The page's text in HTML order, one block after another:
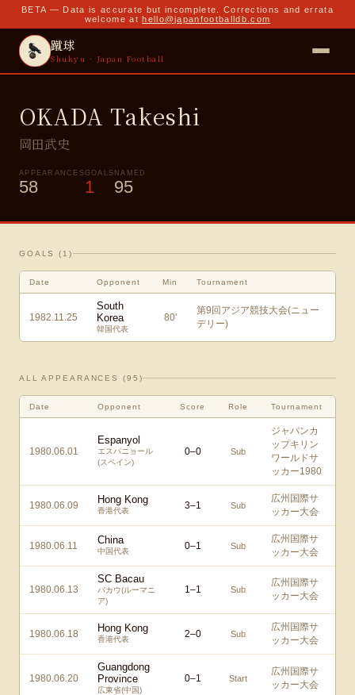
BETA — Data is accurate but incomplete. Corrections and errata
welcome at hello@japanfootballdb.com
蹴球
Shukyu · Japan Football
OKADA Takeshi
岡田武史
APPEARANCES
58
GOALS
1
NAMED
95
GOALS ( 1 )
Date Opponent Min Tournament
1982.11.25
South
Korea
韓国代表
80'
第9回アジア競技大会(ニュー
デリー)
ALL APPEARANCES (95 )
Date Opponent Score Role Tournament
1980.06.01
Espanyol
エスパニョール
(スペイン)
0–0 Sub
ジャパンカ
ップキリン
ワールドサ
ッカー1980
1980.06.09 Hong Kong
香港代表 3–1 Sub
広州国際サ
ッカー大会
1980.06.11 China
中国代表 0–1 Sub
広州国際サ
ッカー大会
1980.06.13
SC Bacau
バカウ(ルーマニ
ア)
1–1 Sub
広州国際サ
ッカー大会
1980.06.18 Hong Kong
香港代表 2–0 Sub
広州国際サ
ッカー大会
1980.06.20
Guangdong
Province
広東省(中国)
0–1 Start
広州国際サ
ッカー大会